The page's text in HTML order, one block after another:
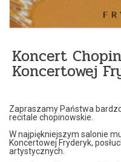
Koncert
Koncertowej
Zapraszamy Państwa
recitale chopinowskie.
W najpiękniejszym salonie
Koncertowej Fryderyk,
artystycznych.